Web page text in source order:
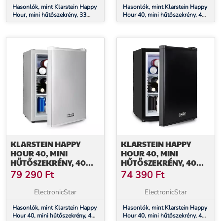
Hasonlók, mint Klarstein Happy
Hour, mini hűtőszekrény, 33
liter, zajmentes, G
fekete dekoratív ajtóval
Hasonlók, mint Klarstein Happy
Hour 40, mini hűtőszekrény, 40
liter, 5 -15°C, csendes, 23dB,
KLARSTEIN HAPPY
HOUR 40, MINI
HŰTŐSZEKRÉNY, 40
LITER, 5 -15°C,
CSENDES, 23DB, LED
VILÁGÍTÁS, EZÜST
79 290 Ft
ElectronicStar
Hasonlók, mint Klarstein Happy
Hour 40, mini hűtőszekrény, 40
KLARSTEIN HAPPY
HOUR 40, MINI
HŰTŐSZEKRÉNY, 40
LITER, 5 -15°C,
CSENDES, 23DB, LED
VILÁGÍTÁS, FEKETE
74 390 Ft
ElectronicStar
Hasonlók, mint Klarstein Happy
Hour 40, mini hűtőszekrény, 40